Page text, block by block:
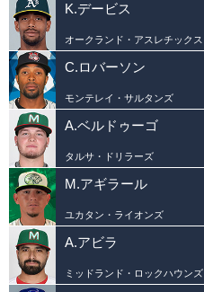
K.デービス
オークランド・アスレチックス
C.ロバーソン
モンテレイ・サルタンズ
A.ベルドゥーゴ
タルサ・ドリラーズ
M.アギラール
ユカタン・ライオンズ
A.アビラ
ミッドランド・ロックハウンズ